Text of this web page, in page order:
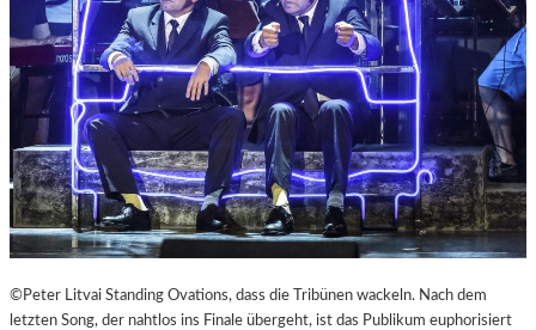
©Peter Litvai Standing Ovations, dass die Tribünen wackeln. Nach dem
letzten Song, der nahtlos ins Finale übergeht, ist das Publikum euphorisiert